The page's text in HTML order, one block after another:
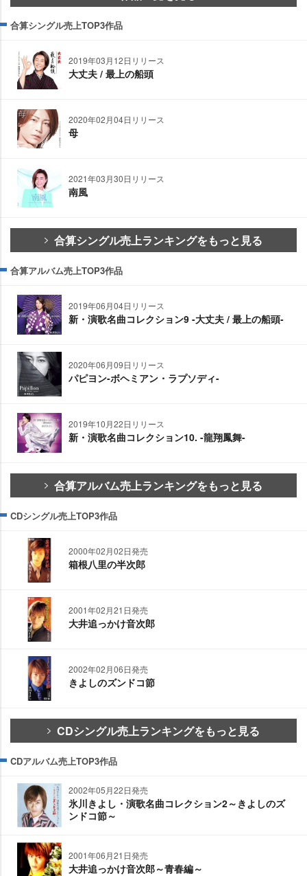
合算シングル売上TOP3作品
2019年03月12日リリース
大丈夫 / 最上の船頭
2020年02月04日リリース
母
2021年03月30日リリース
南風
合算シングル売上ランキングをもっと見る
合算アルバム売上TOP3作品
2019年06月04日リリース
新・演歌名曲コレクション9 -大丈夫 / 最上の船頭-
2020年06月09日リリース
パピヨン-ボヘミアン・ラプソディ-
2019年10月22日リリース
新・演歌名曲コレクション10. -龍翔鳳舞-
合算アルバム売上ランキングをもっと見る
CDシングル売上TOP3作品
2000年02月02日発売
箱根八里の半次郎
2001年02月21日発売
大井追っかけ音次郎
2002年02月06日発売
きよしのズンドコ節
CDシングル売上ランキングをもっと見る
CDアルバム売上TOP3作品
2002年05月22日発売
氷川きよし・演歌名曲コレクション2～きよしのズ
ンドコ節～
2001年06月21日発売
大井追っかけ音次郎～青春編～